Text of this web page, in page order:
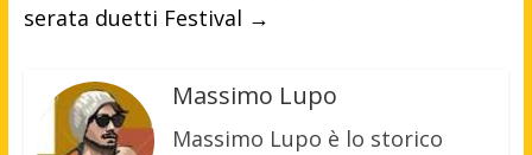
serata duetti Festival →
Massimo Lupo
Massimo Lupo è lo storico